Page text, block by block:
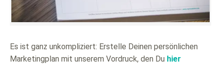
Es ist ganz unkompliziert: Erstelle Deinen persönlichen
Marketingplan mit unserem Vordruck, den Du hier